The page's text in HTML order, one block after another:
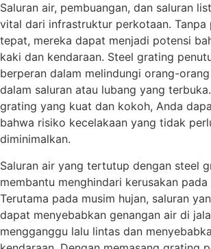
Saluran air, pembuangan, dan saluran
vital dari infrastruktur perkotaan. Tanpa
tepat, mereka dapat menjadi potensi
kaki dan kendaraan. Steel grating
berperan dalam melindungi orang-
dalam saluran atau lubang yang
grating yang kuat dan kokoh, Anda
bahwa risiko kecelakaan yang tidak
diminimalkan.
Saluran air yang tertutup dengan steel
membantu menghindari kerusakan pada
Terutama pada musim hujan, saluran
dapat menyebabkan genangan air di
mengganggu lalu lintas dan